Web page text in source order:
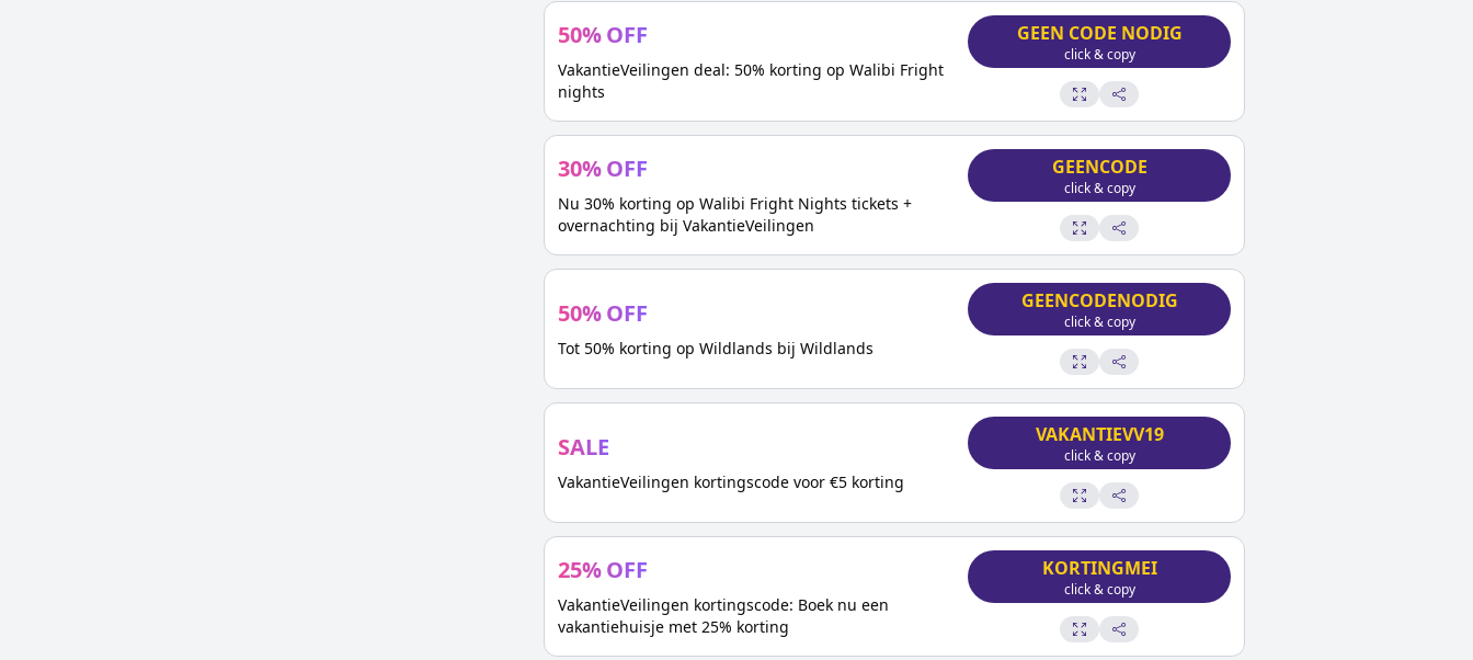
50%OFF
VakantieVeilingen deal: 50% korting op Walibi Fright
nights
GEEN CODE NODIG
click & copy
30%OFF
Nu 30% korting op Walibi Fright Nights tickets +
overnachting bij VakantieVeilingen
GEENCODE
click & copy
50%OFF
Tot 50% korting op Wildlands bij Wildlands
GEENCODENODIG
click & copy
SALE
VakantieVeilingen kortingscode voor €5 korting
VAKANTIEVV19
click & copy
25%OFF
VakantieVeilingen kortingscode: Boek nu een
vakantiehuisje met 25% korting
KORTINGMEI
click & copy